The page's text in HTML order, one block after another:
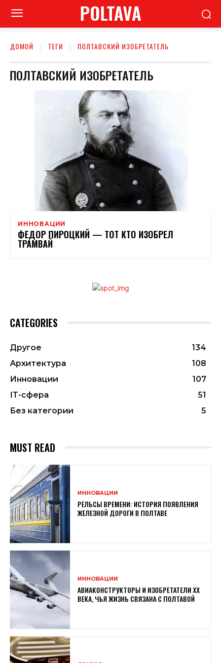
POLTAVA
ДОМОЙ ТЕГИ ПОЛТАВСКИЙ ИЗОБРЕТАТЕЛЬ
ПОЛТАВСКИЙ ИЗОБРЕТАТЕЛЬ
ИННОВАЦИИ
ФЕДОР ПИРОЦКИЙ — ТОТ КТО ИЗОБРЕЛ
ТРАМВАЙ
CATEGORIES
Другое
134
Архитектура
108
Инновации
107
ІТ-сфера
51
Без категории
5
MUST READ
ИННОВАЦИИ
РЕЛЬСЫ ВРЕМЕНИ: ИСТОРИЯ ПОЯВЛЕНИЯ
ЖЕЛЕЗНОЙ ДОРОГИ В ПОЛТАВЕ
ИННОВАЦИИ
АВИАКОНСТРУКТОРЫ И ИЗОБРЕТАТЕЛИ XX
ВЕКА, ЧЬЯ ЖИЗНЬ СВЯЗАНА С ПОЛТАВОЙ